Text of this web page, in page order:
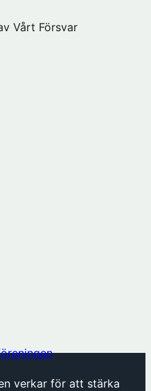
Vårt Försvar
verkar för att stärka